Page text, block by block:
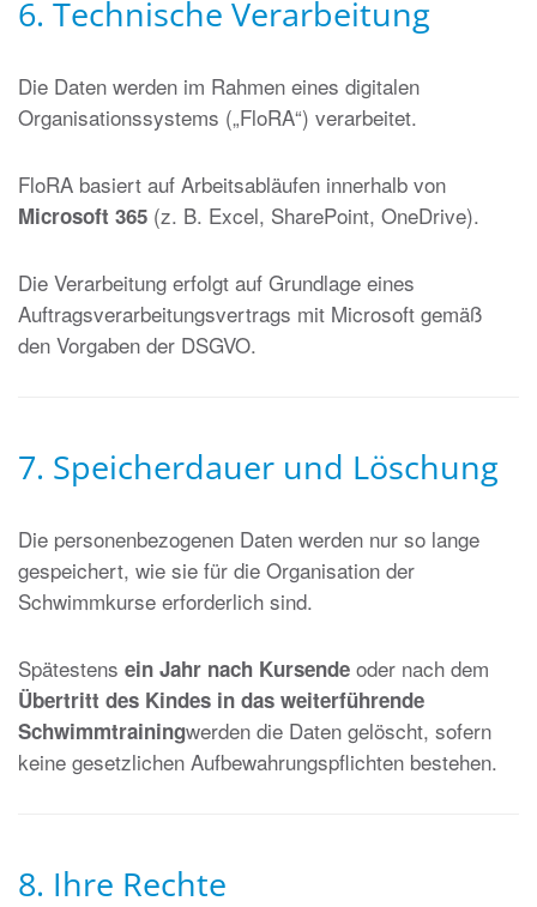
6. Technische Verarbeitung
Die Daten werden im Rahmen eines digitalen
Organisationssystems („FloRA“) verarbeitet.
FloRA basiert auf Arbeitsabläufen innerhalb von
Microsoft 365 (z. B. Excel, SharePoint, OneDrive).
Die Verarbeitung erfolgt auf Grundlage eines
Auftragsverarbeitungsvertrags mit Microsoft gemäß
den Vorgaben der DSGVO.
7. Speicherdauer und Löschung
Die personenbezogenen Daten werden nur so lange
gespeichert, wie sie für die Organisation der
Schwimmkurse erforderlich sind.
Spätestens ein Jahr nach Kursende oder nach dem
Übertritt des Kindes in das weiterführende
Schwimmtrainingwerden die Daten gelöscht, sofern
keine gesetzlichen Aufbewahrungspflichten bestehen.
8. Ihre Rechte